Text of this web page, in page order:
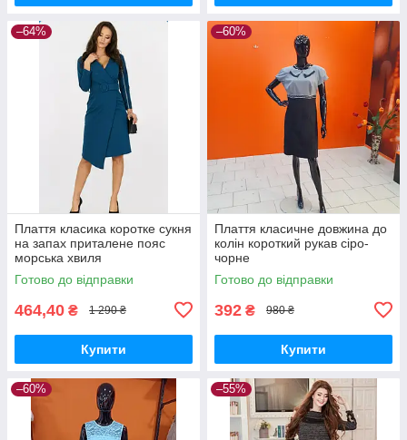
–64%
Плаття класика коротке сукня
на запах приталене пояс
морська хвиля
Готово до відправки
464,40 ₴ 1 290 ₴
Купити
–60%
Плаття класичне довжина до
колін короткий рукав сіро-
чорне
Готово до відправки
392 ₴ 980 ₴
Купити
–60% –55%